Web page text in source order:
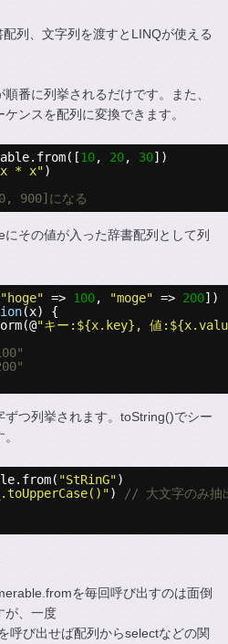
列、文字列を渡すとLINQが使える
番に列挙されるだけです。また、
ンスを配列に変換できます。
10, 20, 30])
* x")
900]になる
その値が入った辞書配列として列
"hoge" => 100, "moge" => 200])
(x) {
"キー:${x.key}, 値
つ列挙されます。toString()でシー
"StRinG")
)
// 大文字のみ抽
を毎回呼び出すのは面倒
が、一度
呼び出せば配列からselectなどの関